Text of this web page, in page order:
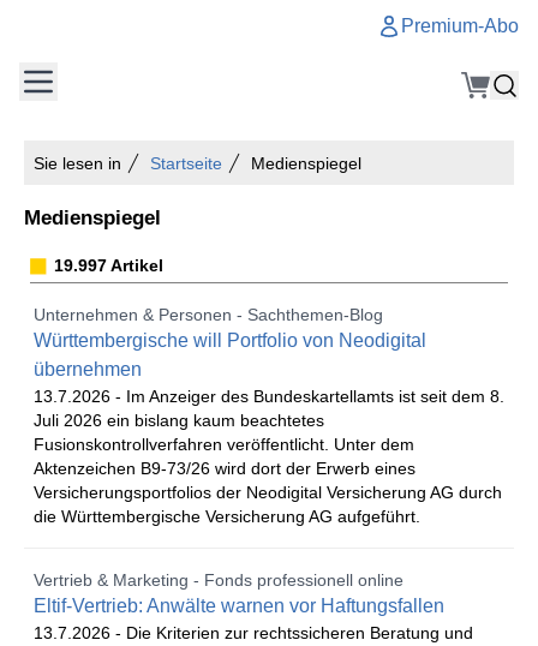
Premium-Abo
Sie lesen in Startseite Medienspiegel
Medienspiegel
19.997 Artikel
Unternehmen & Personen - Sachthemen-Blog
Württembergische will Portfolio von Neodigital
übernehmen
13.7.2026 - Im Anzeiger des Bundeskartellamts ist seit dem 8.
Juli 2026 ein bislang kaum beachtetes
Fusionskontrollverfahren veröffentlicht. Unter dem
Aktenzeichen B9-73/26 wird dort der Erwerb eines
Versicherungsportfolios der Neodigital Versicherung AG durch
die Württembergische Versicherung AG aufgeführt.
Vertrieb & Marketing - Fonds professionell online
Eltif-Vertrieb: Anwälte warnen vor Haftungsfallen
13.7.2026 - Die Kriterien zur rechtssicheren Beratung und